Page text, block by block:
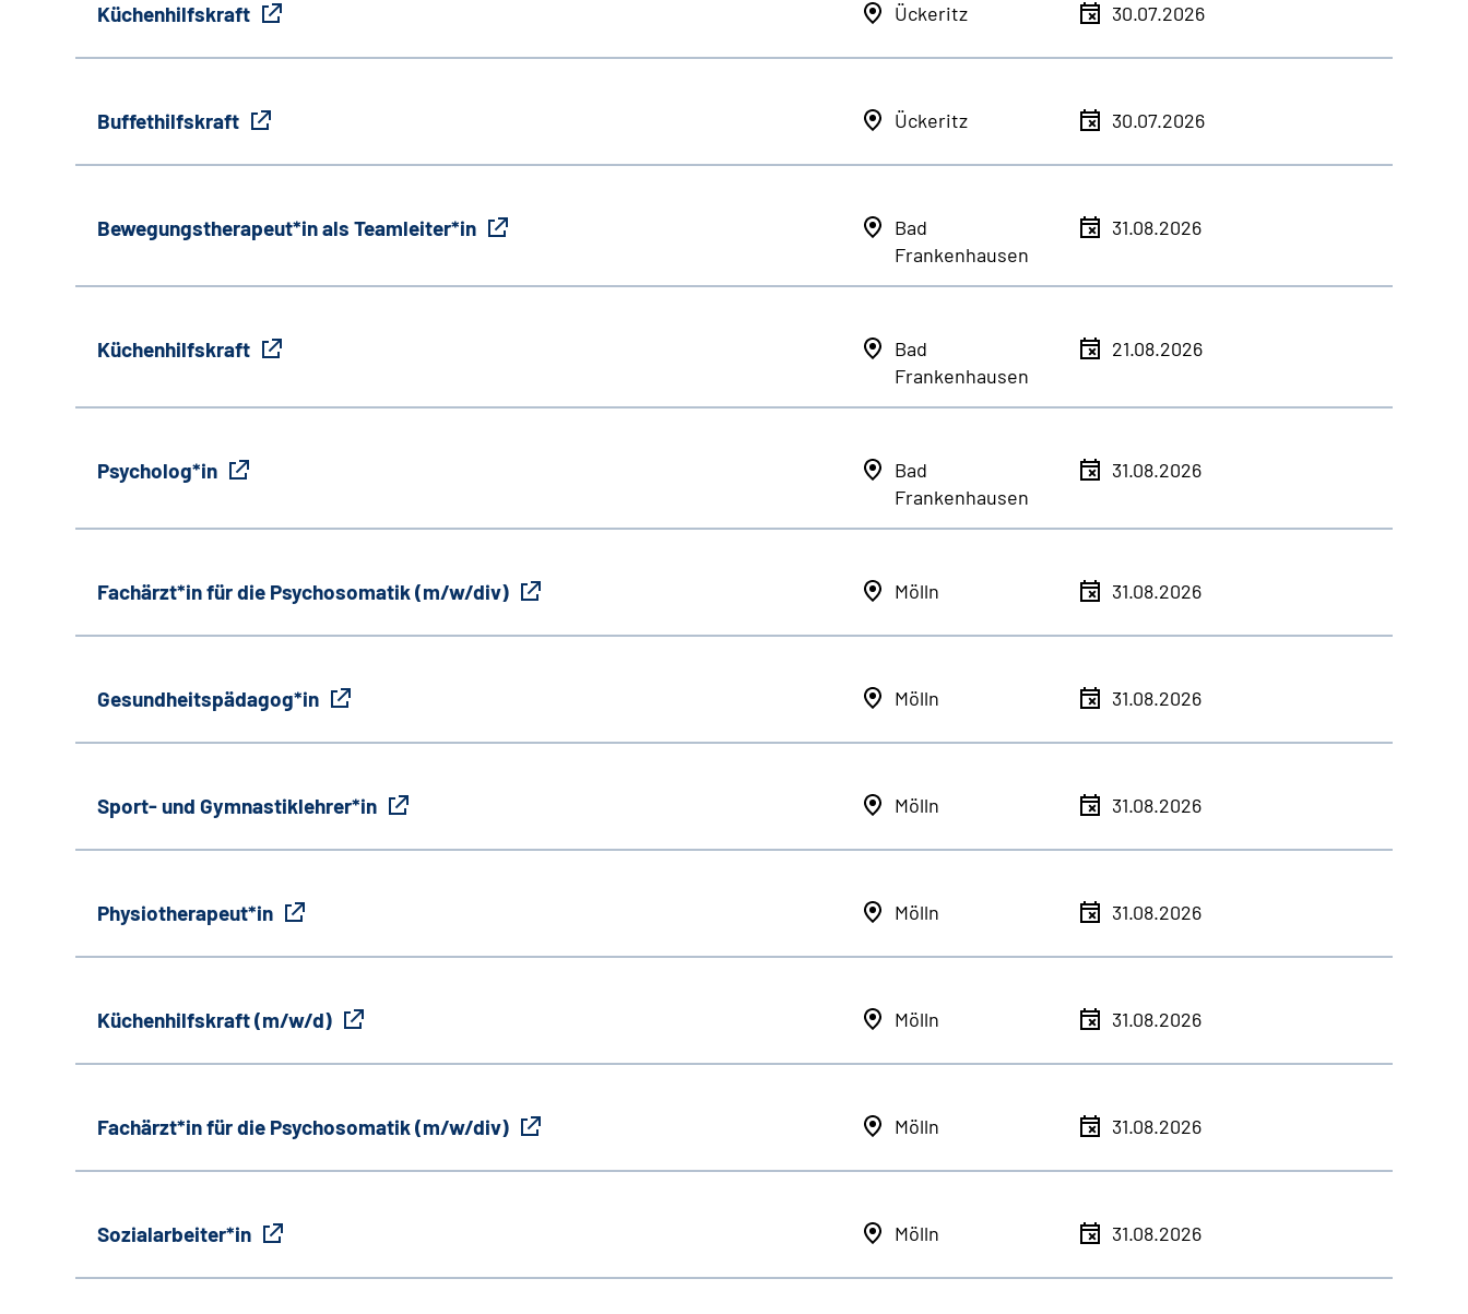
Küchenhilfskraft Ückeritz 30.07.2026
Buffethilfskraft Ückeritz 30.07.2026
Bewegungstherapeut*in als Teamleiter*in
Bad
Frankenhausen
31.08.2026
Küchenhilfskraft
Bad
Frankenhausen
21.08.2026
Psycholog*in
Bad
Frankenhausen
31.08.2026
Fachärzt*in für die Psychosomatik (m/w/div) Mölln 31.08.2026
Gesundheitspädagog*in Mölln 31.08.2026
Sport- und Gymnastiklehrer*in Mölln 31.08.2026
Physiotherapeut*in Mölln 31.08.2026
Küchenhilfskraft (m/w/d) Mölln 31.08.2026
Fachärzt*in für die Psychosomatik (m/w/div) Mölln 31.08.2026
Sozialarbeiter*in Mölln 31.08.2026